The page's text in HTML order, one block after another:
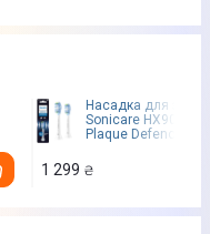
Насадка для
Sonicare HX9042/
Plaque Defence
1 299 ₴